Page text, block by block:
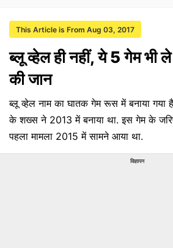
This Article is From Aug 03, 2017
ब्लू व्हेल ही नहीं, ये 5 गेम भी
की जान
ब्लू व्हेल नाम का घातक गेम रूस में बनाया गया
के शख्स ने 2013 में बनाया था. इस गेम के
पहला मामला 2015 में सामने आया था.
विज्ञापन